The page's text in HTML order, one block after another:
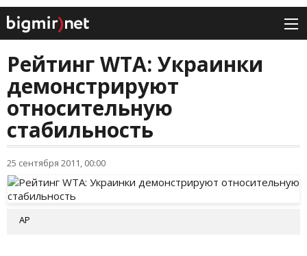
Рейтинг WTA: Украинки
демонстрируют
относительную
стабильность
25 сентября 2011, 00:00
АР